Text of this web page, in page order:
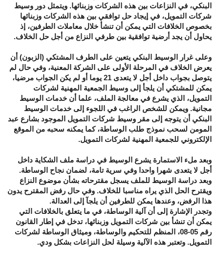
البنكي، في النزاعات بين هذه الشركات وزبنائها. ويتمثل دور وسيط
شركات التمويل، في إيجاد حل توافقي بين هذه الشركات وزبنائها
بخصوص الخلافات التي يمكن أن تنشأ خلال معاملات الطرفين، إذ
يحاول أن يجد أرضية توافقية بين طرفي النزاع من أجل حل الخلاف.
وعلى غرار الوسيط البنكي يتعين على الطرف المشتكي (الزبون) أن
يعرض الخلاف في المرحلة الأولى على الشركة المعنية، وفي حال لم
يتوصل بجواب داخل أجل لا يتعدى 21 يوما أو لم يكن الجواب مرضيا،
يمكن للمشتكي أن يلجأ إلى وسيط الجمعية المهنية لشركات
التمويل، الذي يشرع في معالجة الملف، علما أن خدمات الوسيط
مجانية. ويمكن للشخص الراغب في اللجوء إلى خدمات الوسيط
البنكي أن يتوجه إلى مقر وسيط شركات التمويل الموجود بشارع عبد
المومن لسحب نموذج طلب الوساطة، كما يمكنه سحبه من الموقع
الإلكتروني للجمعية المهنية لشركات التمويل.
وبعد ملء الاستمارة يشرع الوسيط في دراسة ملف الشكاية داخل
أجل لا يتعدى شهرا واحدا وفي سرية تامة، لضمان نجاح الوساطة.
وبعد دراسة الوسيط للملف يسجل مقترحاته بشأن موضوع النزاع
ويقترح الحل الذي يراه مناسبا للخلاف. وفي حال رفض المقترح يدون
هذا الرفض، وعندها يمكن للطرفين أن يلجآ إلى العدالة.
وتجدر الإشارة إلى أن آلية الوساطة، في ما يتعلق بالخلافات التي
يمكن أن تنشأ بين شركات التمويل وزبنائها، تدخل في إطار القانون
رقم 05-08، المنظم للتحكيم والوساطة، وميثاق الوساطة لشركات
التمويل. وتعتبر هذه الآلية وسيلة لحل النزاعات بشكل ودي.